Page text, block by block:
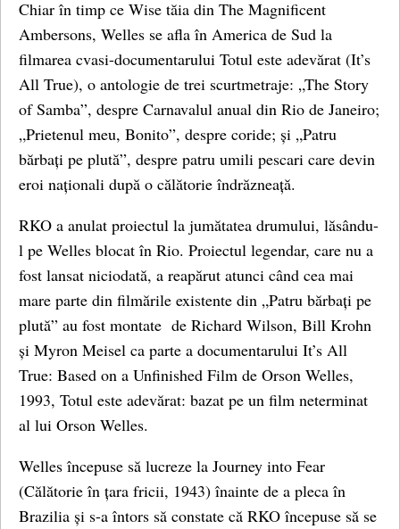
Chiar în timp ce Wise tăia din The Magnificent
Ambersons, Welles se afla în America de Sud la
filmarea cvasi-documentarului Totul este adevărat (It’s
All True), o antologie de trei scurtmetraje: „The Story
of Samba”, despre Carnavalul anual din Rio de Janeiro;
„Prietenul meu, Bonito”, despre coride; și „Patru
bărbați pe plută”, despre patru umili pescari care devin
eroi naționali după o călătorie îndrăzneață.
RKO a anulat proiectul la jumătatea drumului, lăsându-
l pe Welles blocat în Rio. Proiectul legendar, care nu a
fost lansat niciodată, a reapărut atunci când cea mai
mare parte din filmările existente din „Patru bărbați pe
plută” au fost montate de Richard Wilson, Bill Krohn
și Myron Meisel ca parte a documentarului It’s All
True: Based on a Unfinished Film de Orson Welles,
1993, Totul este adevărat: bazat pe un film neterminat
al lui Orson Welles.
Welles începuse să lucreze la Journey into Fear
(Călătorie în țara fricii, 1943) înainte de a pleca în
Brazilia și s-a întors să constate că RKO începuse să se